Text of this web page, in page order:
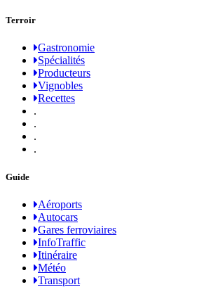
Terroir
Gastronomie
Spécialités
Producteurs
Vignobles
Recettes
.
.
.
.
Guide
Aéroports
Autocars
Gares ferroviaires
InfoTraffic
Itinéraire
Météo
Transport